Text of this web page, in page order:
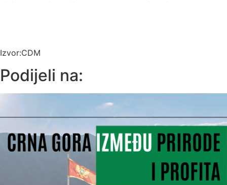
Izvor:CDM
Podijeli na: